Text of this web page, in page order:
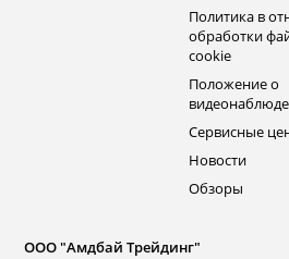
Политика в
обработки
cookie
Положение о
Сервисные
Новости
Обзоры
ООО "Амдбай Трейдинг"